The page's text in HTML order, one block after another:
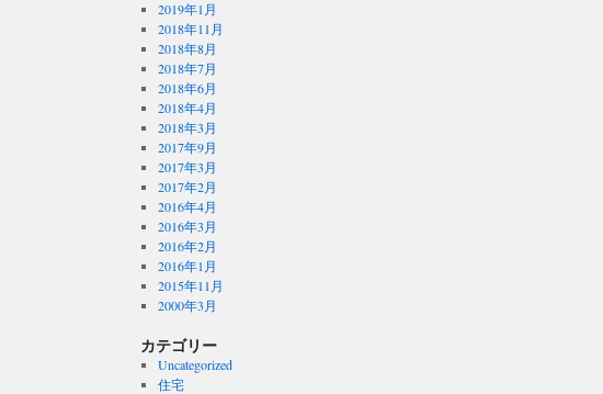
2019年1月
2018年11月
2018年8月
2018年7月
2018年6月
2018年4月
2018年3月
2017年9月
2017年3月
2017年2月
2016年4月
2016年3月
2016年2月
2016年1月
2015年11月
2000年3月
カテゴリー
Uncategorized
住宅